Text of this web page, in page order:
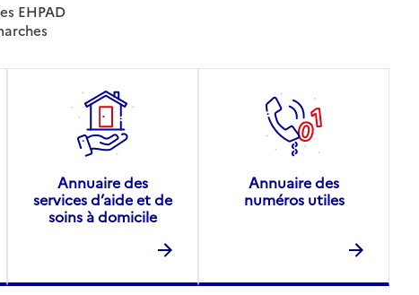
EHPAD
Annuaire des
services d’aide et de
soins à domicile
Annuaire des
numéros utiles